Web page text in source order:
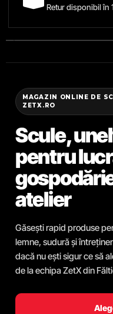
Retur disponibil în
MAGAZIN ONLINE DE
ZETX.RO
Scule,
pentru
atelier
Găsești rapid produse
lemne, sudură și
dacă nu ești sigur ce să
de la echipa ZetX din